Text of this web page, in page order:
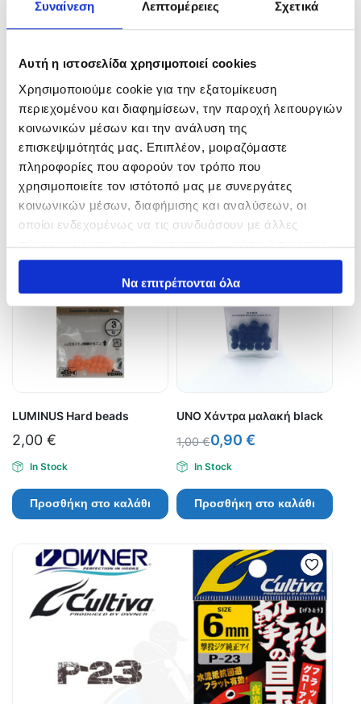
Συναίνεση Λεπτομέρειες Σχετικά
Αυτή η ιστοσελίδα χρησιμοποιεί cookies
Χρησιμοποιούμε cookie για την εξατομίκευση
περιεχομένου και διαφημίσεων, την παροχή λειτουργιών
κοινωνικών μέσων και την ανάλυση της
επισκεψιμότητάς μας. Επιπλέον, μοιραζόμαστε
πληροφορίες που αφορούν τον τρόπο που
χρησιμοποιείτε τον ιστότοπό μας με συνεργάτες
κοινωνικών μέσων, διαφήμισης και αναλύσεων, οι
οποίοι ενδεχομένως να τις συνδυάσουν με άλλες
πληροφορίες που τους έχετε παραχωρήσει ή τις οποίες
έχουν συλλέξει σε σχέση με την από μέρους σας χρήση
των υπηρεσιών τους.Να επιτρέπονται όλα
XESTA ASSIST PE Pink with
κατασκευής Assist Hook
140lb 4 m
9,50€8,90€
Προσθήκη στο καλάθι
LURE Snap
3,70€
In Stock
Επιλογή
LUMINUS Hard beads
2,00 €
In Stock
Προσθήκη στο καλάθι
UNO Χάντρα μαλακή black
1,00€0,90 €
In Stock
Προσθήκη στο καλάθι